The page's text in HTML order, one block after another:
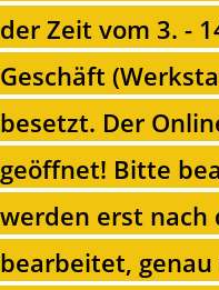
der Zeit vom 3. -
Geschäft
besetzt. Der
geöffnet! Bitte
werden erst nach
bearbeitet,